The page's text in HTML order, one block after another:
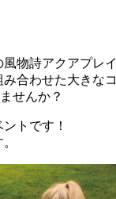
物詩アクアプレ
合わせた大きな
せんか？
トです！